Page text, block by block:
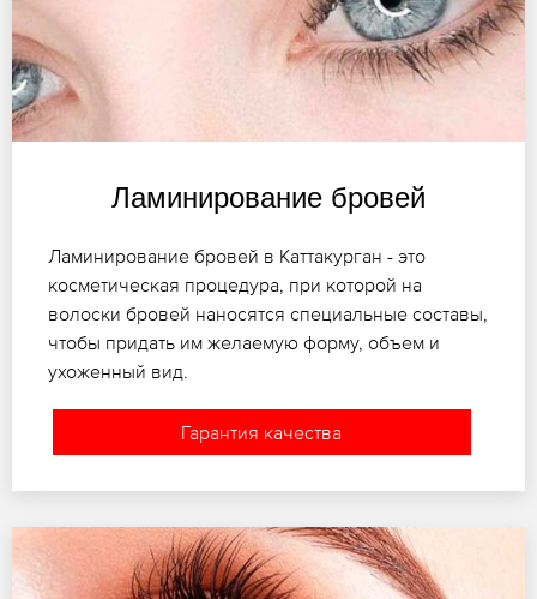
Ламинирование бровей
Ламинирование бровей в Каттакурган - это
косметическая процедура, при которой на
волоски бровей наносятся специальные составы,
чтобы придать им желаемую форму, объем и
ухоженный вид.
Гарантия качества